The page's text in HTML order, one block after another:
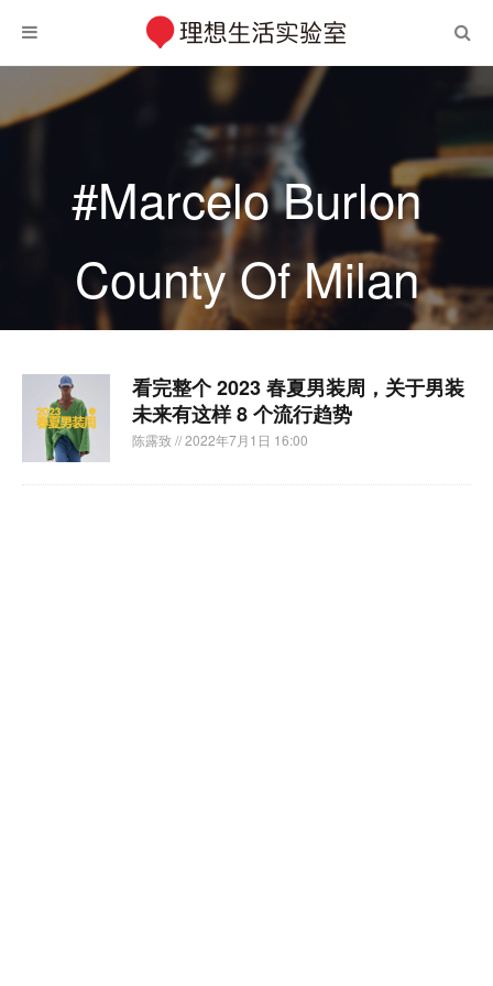
#Marcelo Burlon
County Of Milan
看完整个 2023 春夏男装周，关于男装
未来有这样 8 个流行趋势
陈露致// 2022年7月1日 16:00